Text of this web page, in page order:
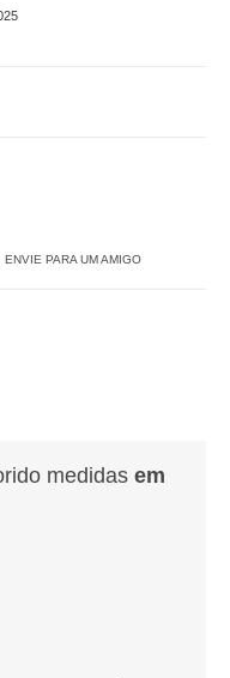
ENVIE PARA UM AMIGO
medidas em